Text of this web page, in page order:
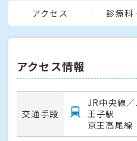
アクセス 診療科
アクセス情報
交通手段
JR中央線
王子駅
京王高尾